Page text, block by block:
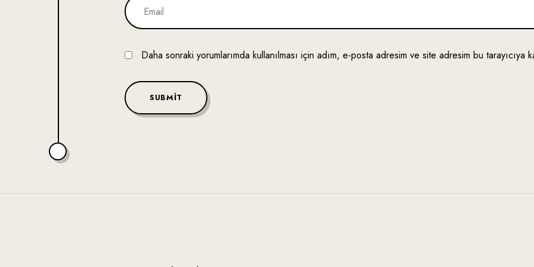
Daha sonraki yorumlarımda kullanılması için adım, e-posta adresim ve site adresim bu tarayıcıya
SUBMIT